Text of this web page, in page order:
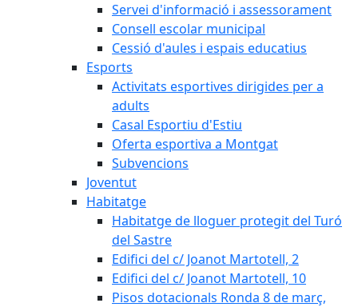
Servei d'informació i assessorament
Consell escolar municipal
Cessió d'aules i espais educatius
Esports
Activitats esportives dirigides per a
adults
Casal Esportiu d'Estiu
Oferta esportiva a Montgat
Subvencions
Joventut
Habitatge
Habitatge de lloguer protegit del Turó
del Sastre
Edifici del c/ Joanot Martotell, 2
Edifici del c/ Joanot Martotell, 10
Pisos dotacionals Ronda 8 de març,